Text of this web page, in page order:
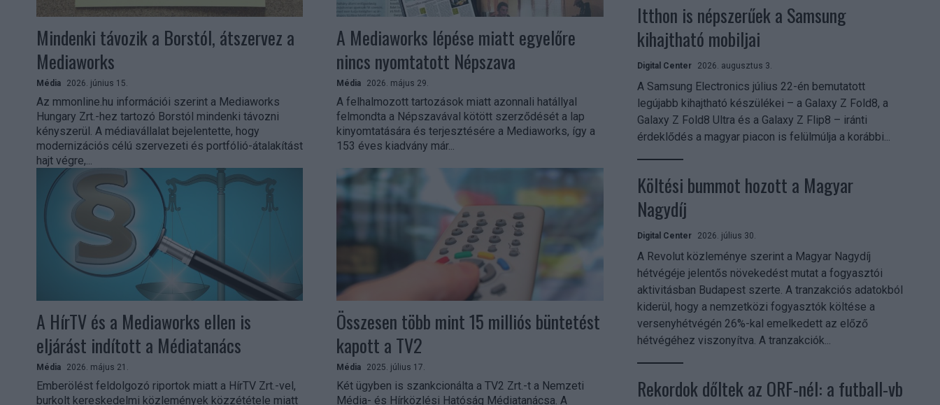
Mindenki távozik a Borstól, átszervez a
Mediaworks
Média 2026. június 15.
Az mmonline.hu információi szerint a Mediaworks
Hungary Zrt.-hez tartozó Borstól mindenki távozni
kényszerül. A médiavállalat bejelentette, hogy
modernizációs célú szervezeti és portfólió-átalakítást
hajt végre,...
A Mediaworks lépése miatt egyelőre
nincs nyomtatott Népszava
Média 2026. május 29.
A felhalmozott tartozások miatt azonnali hatállyal
felmondta a Népszavával kötött szerződését a lap
kinyomtatására és terjesztésére a Mediaworks, így a
153 éves kiadvány már...
A HírTV és a Mediaworks ellen is
eljárást indított a Médiatanács
Média 2026. május 21.
Emberölést feldolgozó riportok miatt a HírTV Zrt.-vel,
burkolt kereskedelmi közlemények közzététele miatt
Összesen több mint 15 milliós büntetést
kapott a TV2
Média 2025. július 17.
Két ügyben is szankcionálta a TV2 Zrt.-t a Nemzeti
Média- és Hírközlési Hatóság Médiatanácsa. A
Itthon is népszerűek a Samsung
kihajtható mobiljai
Digital Center 2026. augusztus 3.
A Samsung Electronics július 22-én bemutatott
legújabb kihajtható készülékei – a Galaxy Z Fold8, a
Galaxy Z Fold8 Ultra és a Galaxy Z Flip8 – iránti
érdeklődés a magyar piacon is felülmúlja a korábbi...
Költési bummot hozott a Magyar
Nagydíj
Digital Center 2026. július 30.
A Revolut közleménye szerint a Magyar Nagydíj
hétvégéje jelentős növekedést mutat a fogyasztói
aktivitásban Budapest szerte. A tranzakciós adatokból
kiderül, hogy a nemzetközi fogyasztók költése a
versenyhétvégén 26%-kal emelkedett az előző
hétvégéhez viszonyítva. A tranzakciók...
Rekordok dőltek az ORF-nél: a futball-vb